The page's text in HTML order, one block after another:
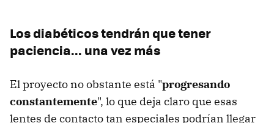
Los diabéticos tendrán que tener
paciencia... una vez más
El proyecto no obstante está "progresando
constantemente", lo que deja claro que esas
lentes de contacto tan especiales podrían llegar